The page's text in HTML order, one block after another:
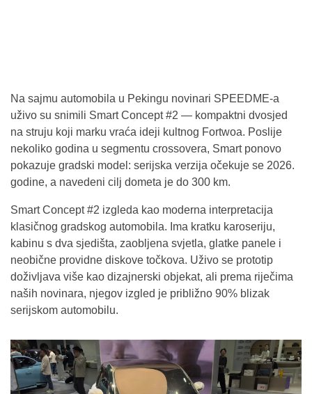
Na sajmu automobila u Pekingu novinari SPEEDME-a
uživo su snimili Smart Concept #2 — kompaktni dvosjed
na struju koji marku vraća ideji kultnog Fortwoa. Poslije
nekoliko godina u segmentu crossovera, Smart ponovo
pokazuje gradski model: serijska verzija očekuje se 2026.
godine, a navedeni cilj dometa je do 300 km.
Smart Concept #2 izgleda kao moderna interpretacija
klasičnog gradskog automobila. Ima kratku karoseriju,
kabinu s dva sjedišta, zaobljena svjetla, glatke panele i
neobične providne diskove točkova. Uživo se prototip
doživljava više kao dizajnerski objekat, ali prema riječima
naših novinara, njegov izgled je približno 90% blizak
serijskom automobilu.